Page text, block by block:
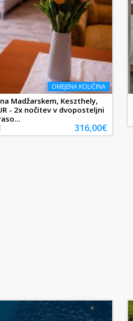
OMEJENA KOLIČINA
Madžarskem, Keszthely,
- 2x nočitev v dvoposteljni
316,00€